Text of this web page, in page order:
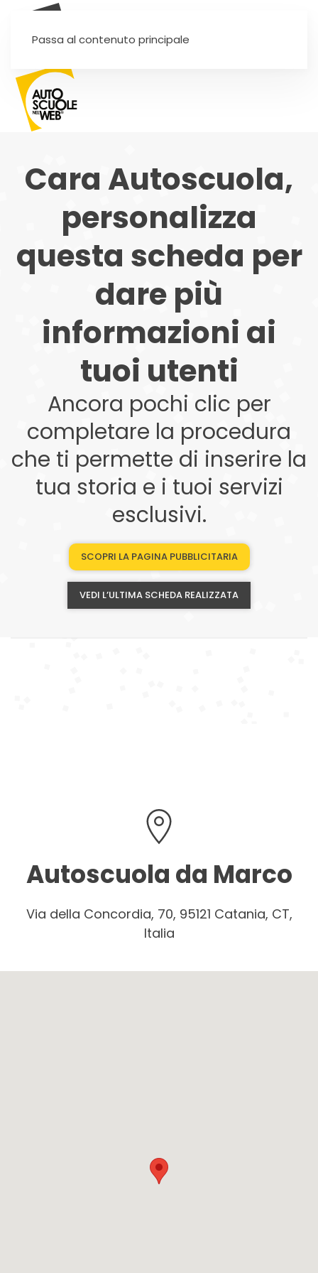
Passa al contenuto principale
Cara Autoscuola,
personalizza
questa scheda per
dare più
informazioni ai
tuoi utenti
Ancora pochi clic per
completare la procedura
che ti permette di inserire la
tua storia e i tuoi servizi
esclusivi.
SCOPRI LA PAGINA PUBBLICITARIA
VEDI L’ULTIMA SCHEDA REALIZZATA
Autoscuola da Marco
Via della Concordia, 70, 95121 Catania, CT,
Italia